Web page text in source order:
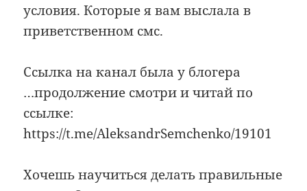
условия. Которые я вам выслала в
приветственном смс.
Ссылка на канал была у блогера
…продолжение смотри и читай по
ссылке:
https://t.me/AleksandrSemchenko/19101
Хочешь научиться делать правильные